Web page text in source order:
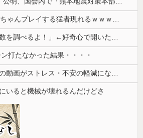
【嫉妬罪】JK相手に赤ちゃんプレイする猛者現れるｗｗｗｗｗ
【悲報】「ブロック人数を調べるよ！」←好奇心で開いたら終わるサイトだった【HotTweets】
打たなかった結果・・・・
【朗報】かわいい動物の動画がストレス・不安の軽減になる可能性。英大学の研究で実証
いると機械が壊れるんだけどさ